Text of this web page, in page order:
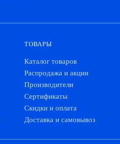
ТОВАРЫ
Каталог товаров
Распродажа и акции
Производители
Сертификаты
Скидки и оплата
Доставка и самовывоз